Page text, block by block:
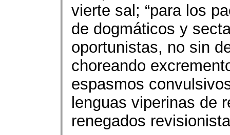
vierte sal; “para los
de dogmáticos y
oportunistas, no sin
choreando
espasmos
lenguas viperinas de
renegados